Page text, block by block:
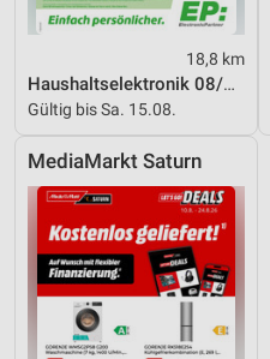
18,8 km
Haushaltselektronik 08/2026
Gültig bis Sa. 15.08.
MediaMarkt Saturn